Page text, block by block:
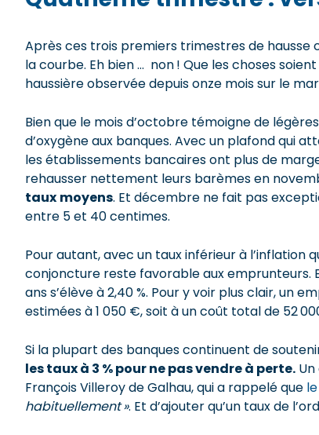
Après ces trois premiers trimestres de hausse
la courbe. Eh bien … non ! Que les choses
haussière observée depuis onze mois sur le
Bien que le mois d’octobre témoigne de
d’oxygène aux banques. Avec un plafond qui
les établissements bancaires ont plus de
rehausser nettement leurs barèmes en
taux moyens. Et décembre ne fait pas
entre 5 et 40 centimes.
Pour autant, avec un taux inférieur à l’inflation
conjoncture reste favorable aux emprunteurs.
ans s’élève à 2,40 %. Pour y voir plus clair, un
estimées à 1 050 €, soit à un coût total de 52
Si la plupart des banques continuent de
les taux à 3 % pour ne pas vendre à perte.
François Villeroy de Galhau, qui a rappelé que
habituellement ». Et d’ajouter qu’un taux de